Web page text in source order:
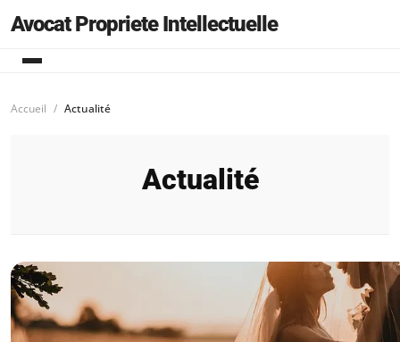
Avocat Propriete Intellectuelle
Accueil Actualité
Actualité